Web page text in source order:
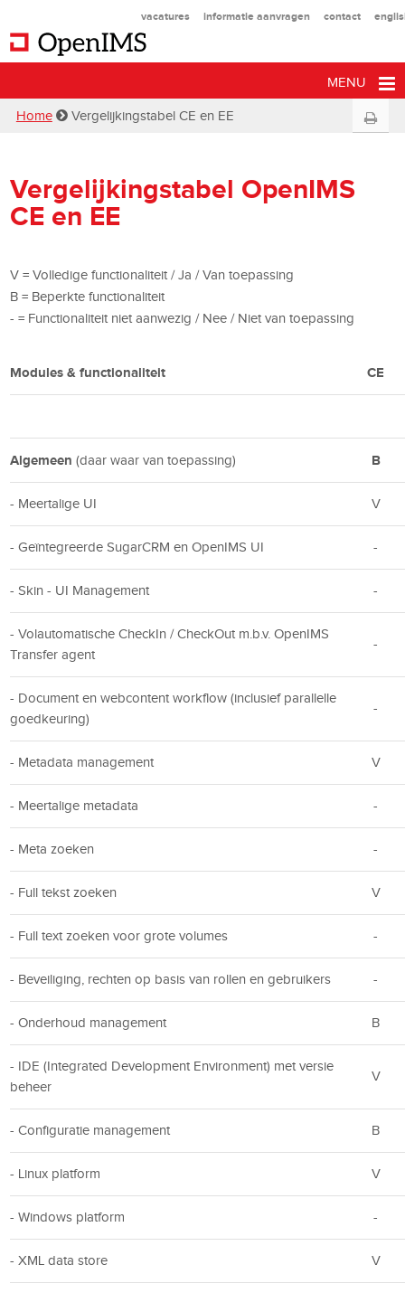
vacatures informatie aanvragen contact
MENU
Home Vergelijkingstabel CE en EE
Vergelijkingstabel OpenIMS
CE en EE
V = Volledige functionaliteit / Ja / Van toepassing
B = Beperkte functionaliteit
- = Functionaliteit niet aanwezig / Nee / Niet van toepassing
Modules & functionaliteit CE
Algemeen(daar waar van toepassing) B
- Meertalige UI V
- Geïntegreerde SugarCRM en OpenIMS UI -
- Skin - UI Management -
- Volautomatische CheckIn / CheckOut m.b.v. OpenIMS
Transfer agent
-
- Document en webcontent workflow (inclusief parallelle
goedkeuring)
-
- Metadata management V
- Meertalige metadata -
- Meta zoeken -
- Full tekst zoeken V
- Full text zoeken voor grote volumes -
- Beveiliging, rechten op basis van rollen en gebruikers -
- Onderhoud management B
- IDE (Integrated Development Environment) met versie
beheer
V
- Configuratie management B
- Linux platform V
- Windows platform -
- XML data store V